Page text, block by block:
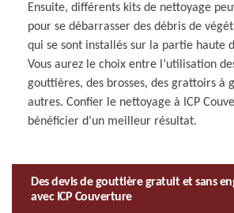
Ensuite, différents kits de nettoyage
pour se débarrasser des débris de
qui se sont installés sur la partie haute
Vous aurez le choix entre l’utilisation
gouttières, des brosses, des grattoirs à
autres. Confier le nettoyage à ICP
bénéficier d’un meilleur résultat.
Des devis de gouttière gratuit et sans
avec ICP Couverture